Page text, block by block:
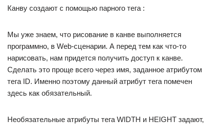
Канву создают с помощью парного тега :
Мы уже знаем, что рисование в канве выполняется
программно, в Web-сценарии. А перед тем как что-то
нарисовать, нам придется получить доступ к канве.
Сделать это проще всего через имя, заданное атрибутом
тега ID. Именно поэтому данный атрибут тега помечен
здесь как обязательный.
Необязательные атрибуты тега WIDTH и HEIGHT задают,